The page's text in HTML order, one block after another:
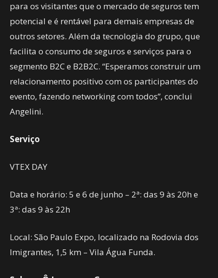
para os visitantes que o mercado de seguros tem
potencial e é rentável para demais empresas de
outros setores. Além da tecnologia do grupo, que
facilita o consumo de seguros e serviços para o
segmento B2C e B2B2C. “Esperamos construir um
relacionamento positivo com os participantes do
evento, fazendo networking com todos”, conclui
Angelini.
Serviço
VTEX DAY
Data e horário: 5 e 6 de junho – 2ª: das 9 às 20h e
3ª: das 9 às 22h
Local: São Paulo Expo, localizado na Rodovia dos
Imigrantes, 1,5 km – Vila Água Funda.